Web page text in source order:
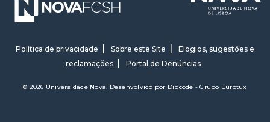
Política de privacidade Sobre este Site
Elogios, sugestões e
reclamações
Portal de Denúncias
© 2026 Universidade Nova. Desenvolvido por Dipcode - Grupo Eurotux